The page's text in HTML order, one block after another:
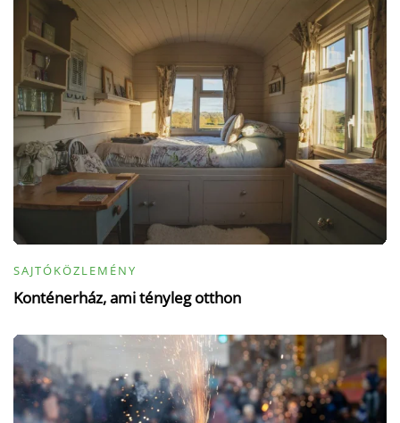
SAJTÓKÖZLEMÉNY
Konténerház, ami tényleg otthon